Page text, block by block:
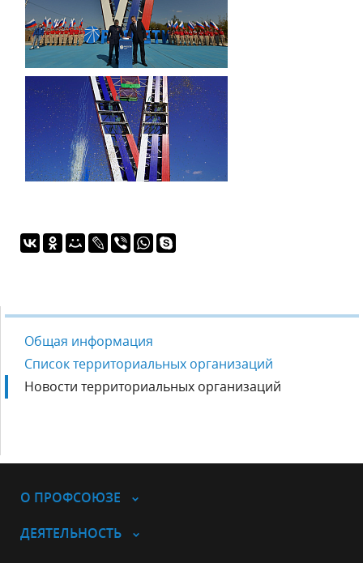
Общая информация
Список территориальных организаций
Новости территориальных организаций
О ПРОФСОЮЗЕ
ДЕЯТЕЛЬНОСТЬ